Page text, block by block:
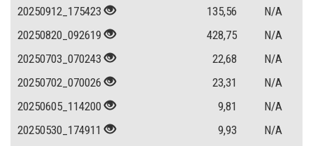
20250912_175423
135,56
N/A
20250820_092619
428,75
N/A
20250703_070243
22,68
N/A
20250702_070026
23,31
N/A
20250605_114200
9,81
N/A
20250530_174911
9,93
N/A